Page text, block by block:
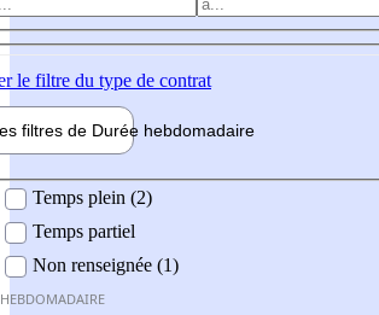
le filtre du type de contrat
filtres de Durée hebdomadaire
Temps plein (2)
Temps partiel
Non renseignée (1)